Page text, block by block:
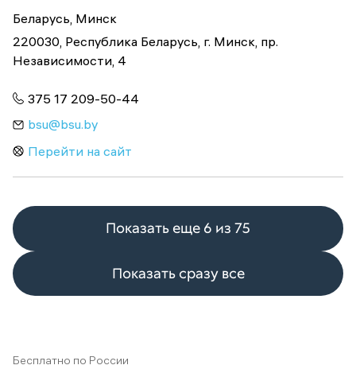
Беларусь, Минск
220030, Республика Беларусь, г. Минск, пр.
Независимости, 4
375 17 209-50-44
bsu@bsu.by
Перейти на сайт
Показать еще 6 из 75
Показать сразу все
Бесплатно по России